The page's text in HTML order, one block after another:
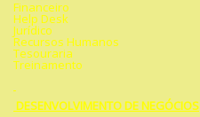
Financeiro
Help Desk
Jurídico
Recursos Humanos
Tesouraria
Treinamento
DESENVOLVIMENTO DE NEGÓCIOS